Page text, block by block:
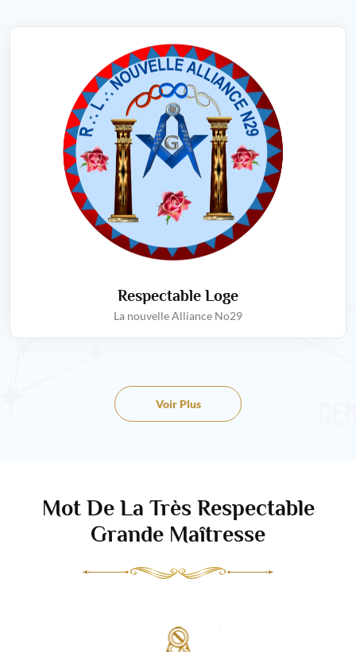
Respectable Loge
La nouvelle Alliance No29
Voir Plus
Mot De La Très Respectable
Grande Maîtresse